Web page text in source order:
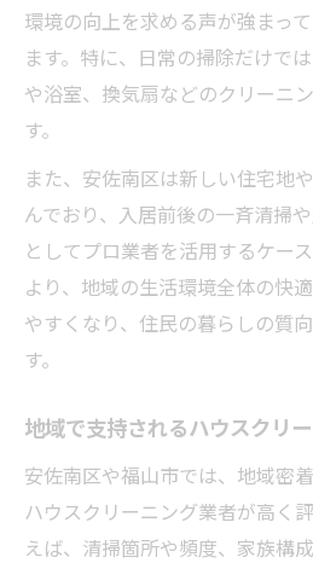
環境の向上を求める声が強まっ
ます。特に、日常の掃除だけで
や浴室、換気扇などのクリーニ
す。
また、安佐南区は新しい住宅地
んでおり、入居前後の一斉清掃
としてプロ業者を活用するケー
より、地域の生活環境全体の快
やすくなり、住民の暮らしの質
す。
地域で支持されるハウスクリ
安佐南区や福山市では、地域密
ハウスクリーニング業者が高く
えば、清掃箇所や頻度、家族構